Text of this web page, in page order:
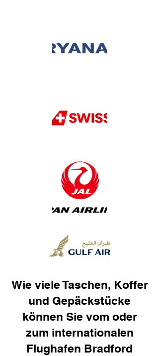
Wie viele Taschen, Koffer
und Gepäckstücke
können Sie vom oder
zum internationalen
Flughafen Bradford